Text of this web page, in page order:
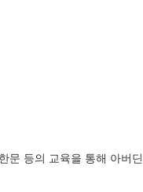
등의 교육을 통해 아버